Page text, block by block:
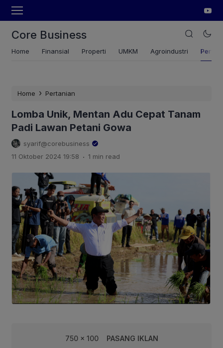
Core Business
Home Finansial Properti UMKM Agroindustri
Home › Pertanian
Lomba Unik, Mentan Adu Cepat Tanam
Padi Lawan Petani Gowa
syarif@corebusiness
11 Oktober 2024 19:58 . 1 min read
750 x 100 PASANG IKLAN